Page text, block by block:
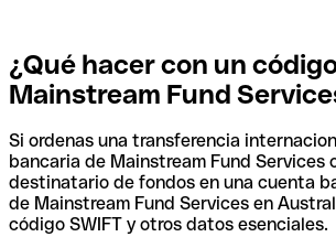
¿Qué hacer con un
Mainstream Fund
Si ordenas una transferencia
bancaria de Mainstream Fund Services
destinatario de fondos en una cuenta
de Mainstream Fund Services en
código SWIFT y otros datos esenciales.